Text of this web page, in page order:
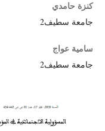
كنزة حامدي
جامعة سطيف2
سامية عواج
جامعة سطيف2